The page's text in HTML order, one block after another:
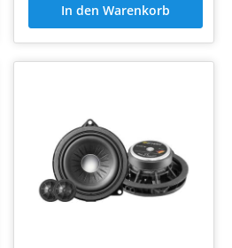
In den Warenkorb